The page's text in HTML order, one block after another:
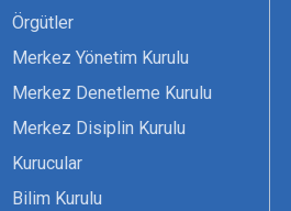
Örgütler
Merkez Yönetim Kurulu
Merkez Denetleme Kurulu
Merkez Disiplin Kurulu
Kurucular
Bilim Kurulu